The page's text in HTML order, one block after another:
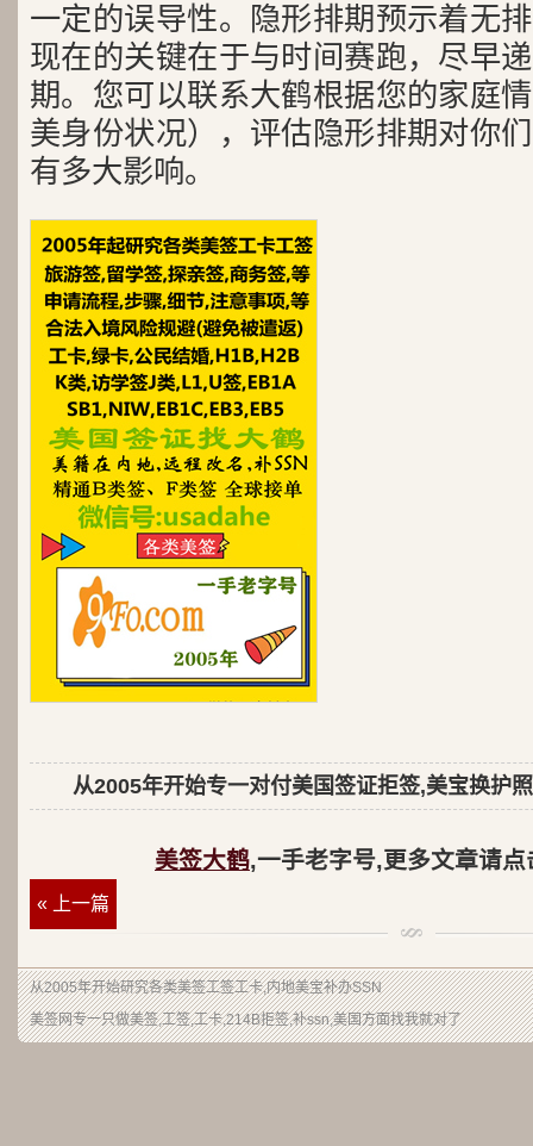
一定的误导性。隐形排期预示着无
现在的关键在于与时间赛跑，尽早
期。您可以联系大鹤根据您的家庭
美身份状况），评估隐形排期对你
有多大影响。
从2005年开始专一对付美国签证拒签,美宝换护
美签大鹤,一手老字号,更多文章请点
« 上一篇
从2005年开始研究各类美签工签工卡,内地美宝补办SSN
美签网专一只做美签,工签,工卡,214B拒签,补ssn,美国方面找我就对了